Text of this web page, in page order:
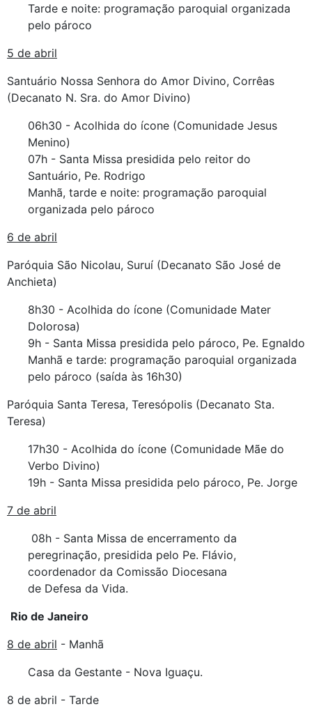
Tarde e noite: programação paroquial organizada
pelo pároco
5 de abril
Santuário Nossa Senhora do Amor Divino, Corrêas
(Decanato N. Sra. do Amor Divino)
06h30 - Acolhida do ícone (Comunidade Jesus
Menino)
07h - Santa Missa presidida pelo reitor do
Santuário, Pe. Rodrigo
Manhã, tarde e noite: programação paroquial
organizada pelo pároco
6 de abril
Paróquia São Nicolau, Suruí (Decanato São José de
Anchieta)
8h30 - Acolhida do ícone (Comunidade Mater
Dolorosa)
9h - Santa Missa presidida pelo pároco, Pe. Egnaldo
Manhã e tarde: programação paroquial organizada
pelo pároco (saída às 16h30)
Paróquia Santa Teresa, Teresópolis (Decanato Sta.
Teresa)
17h30 - Acolhida do ícone (Comunidade Mãe do
Verbo Divino)
19h - Santa Missa presidida pelo pároco, Pe. Jorge
7 de abril
08h - Santa Missa de encerramento da
peregrinação, presidida pelo Pe. Flávio,
coordenador da Comissão Diocesana
de Defesa da Vida.
Rio de Janeiro
8 de abril - Manhã
Casa da Gestante - Nova Iguaçu.
8 de abril - Tarde